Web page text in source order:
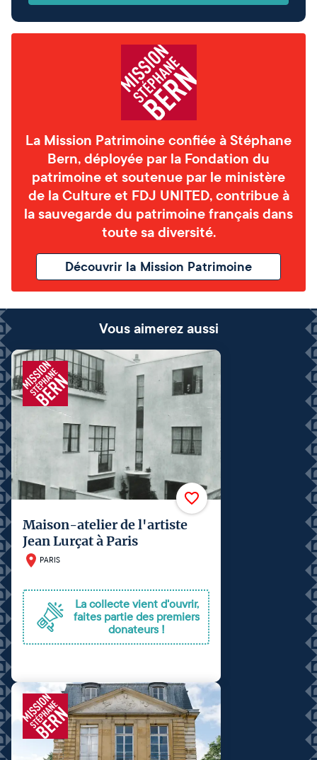
La Mission Patrimoine confiée à Stéphane
Bern, déployée par la Fondation du
patrimoine et soutenue par le ministère
de la Culture et FDJ UNITED, contribue à
la sauvegarde du patrimoine français dans
toute sa diversité.
Découvrir la Mission Patrimoine
Vous aimerez aussi
Maison-atelier de l'artiste
Jean Lurçat à Paris
PARIS
La collecte vient d'ouvrir,
faites partie des premiers
donateurs !